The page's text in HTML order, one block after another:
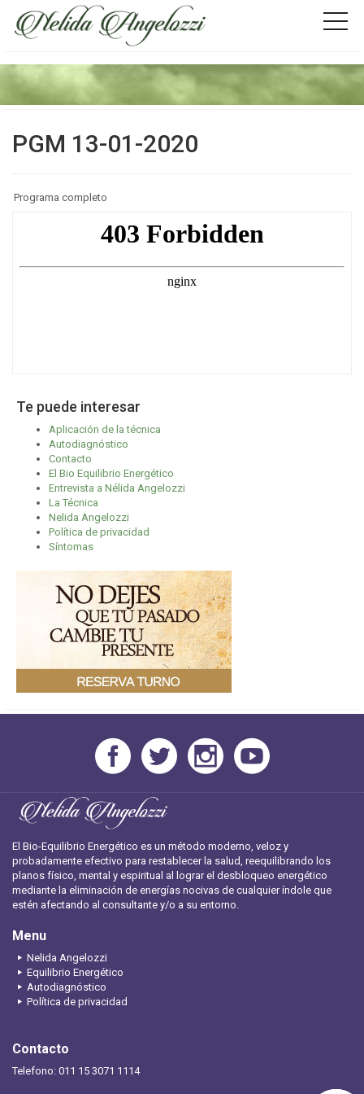
PGM 13-01-2020
Programa completo
Te puede interesar
Aplicación de la técnica
Autodiagnóstico
Contacto
El Bio Equilibrio Energético
Entrevista a Nélida Angelozzi
La Técnica
Nelida Angelozzi
Política de privacidad
Síntomas
El Bio-Equilibrio Energético es un método moderno, veloz y
probadamente efectivo para restablecer la salud, reequilibrando los
planos físico, mental y espiritual al lograr el desbloqueo energético
mediante la eliminación de energías nocivas de cualquier índole que
estén afectando al consultante y/o a su entorno.
Menu
Nelida Angelozzi
Equilibrio Energético
Autodiagnóstico
Política de privacidad
Contacto
Telefono: 011 15 3071 1114